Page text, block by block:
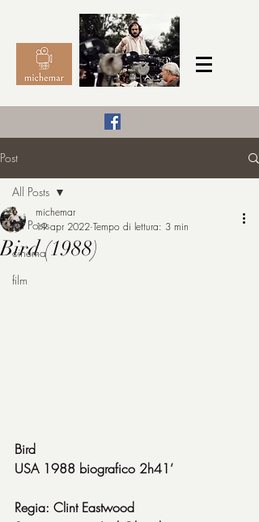
michemar
Post
All Posts
cinema
film
All Posts
Bird (1988)
michemar
19 apr 2022 Tempo di lettura: 3 min
Bird
USA 1988 biografico 2h41’
Regia: Clint Eastwood